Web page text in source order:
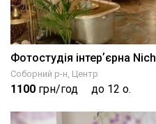
Фотостудія інтерʼєрна Nich
Соборний р-н, Центр
1100 грн/год до 12 о.